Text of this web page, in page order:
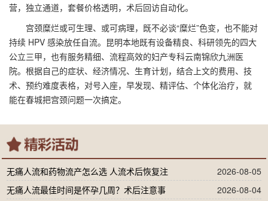
营，独立通道，套餐价格透明，术后回访自动化。
宫颈糜烂或可生理、或可病理，既不必谈“糜烂”色变，也不能对
持续 HPV 感染放任自流。昆明本地既有设备精良、科研领先的四大
公立三甲，也有服务精细、流程高效的妇产专科云南锦欣九洲医
院。根据自己的症状、经济情况、生育计划，结合上文的费用、技
术、预约难度表格，对号入座，早发现、精评估、个体化治疗，就
能在春城把宫颈问题一次搞定。
无痛人流和药物流产怎么选 人流术后恢复注
2026-08-05
无痛人流最佳时间是怀孕几周？术后注意事
2026-08-04